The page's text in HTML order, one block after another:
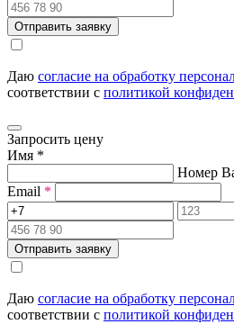
Отправить заявку
Даю согласие на обработку
соответствии с политикой
Запросить цену
Имя *
Номер
Email *
Отправить заявку
Даю согласие на обработку
соответствии с политикой